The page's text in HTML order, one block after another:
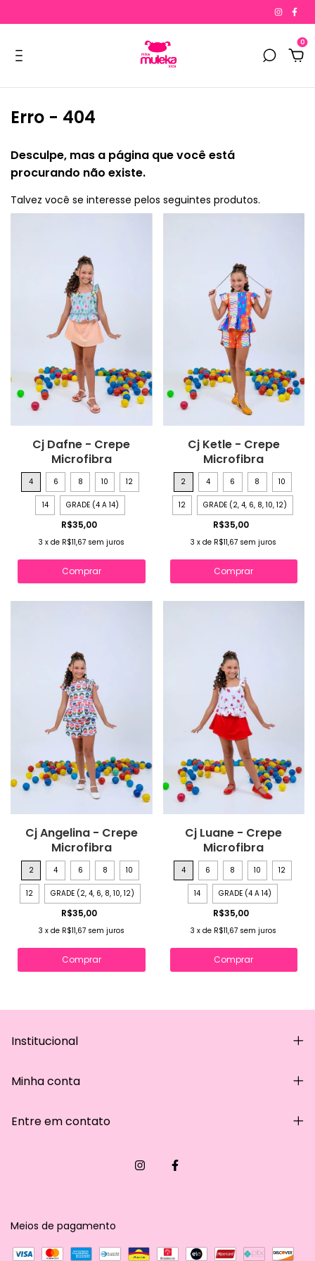
0
Erro - 404
Desculpe, mas a página que você está
procurando não existe.
Talvez você se interesse pelos seguintes produtos.
Cj Dafne - Crepe
Microfibra
4 6 8 10 12
14 GRADE (4 A 14)
R$35,00
3 x de R$11,67 sem juros
Comprar
Cj Ketle - Crepe
Microfibra
2 4 6 8 10
12 GRADE (2, 4, 6, 8, 10, 12)
R$35,00
3 xde R$11,67 sem juros
Comprar
Cj Angelina - Crepe
Microfibra
2 4 6 8 10
12 GRADE (2, 4, 6, 8, 10, 12)
R$35,00
3 x de R$11,67 sem juros
Comprar
Cj Luane - Crepe
Microfibra
4 6 8 10 12
14 GRADE (4 A 14)
R$35,00
3 xde R$11,67 sem juros
Comprar
Institucional
Minha conta
Entre em contato
Meios de pagamento